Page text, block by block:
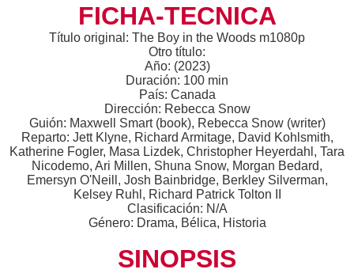
FICHA-TECNICA
Título original: The Boy in the Woods m1080p
Otro título:
Año: (2023)
Duración: 100 min
País: Canada
Dirección: Rebecca Snow
Guión: Maxwell Smart (book), Rebecca Snow (writer)
Reparto: Jett Klyne, Richard Armitage, David Kohlsmith,
Katherine Fogler, Masa Lizdek, Christopher Heyerdahl, Tara
Nicodemo, Ari Millen, Shuna Snow, Morgan Bedard,
Emersyn O'Neill, Josh Bainbridge, Berkley Silverman,
Kelsey Ruhl, Richard Patrick Tolton II
Clasificación: N/A
Género: Drama, Bélica, Historia
SINOPSIS